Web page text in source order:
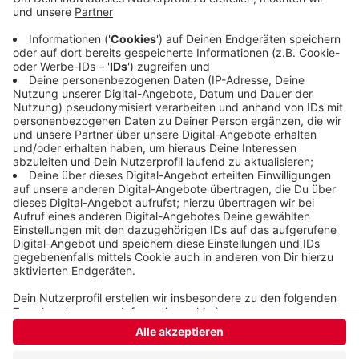
bestätigt. Dazu aber auch sechs weitere
Quarantäne. Heute trifft sich der Krisenstab
erneut, um über die aktuelle Corona-Lage in der
Stadt zu sprechen.
Veröffentlicht: Dienstag, 13.04.2021 08:47
Anzeige
Anzeige